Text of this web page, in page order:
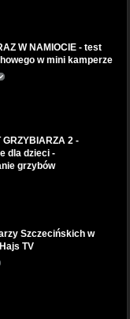
W NAMIOCIE - test
w mini kamperze
GRZYBIARZA 2 -
dla dzieci -
grzybów
Szczecińskich w
TV